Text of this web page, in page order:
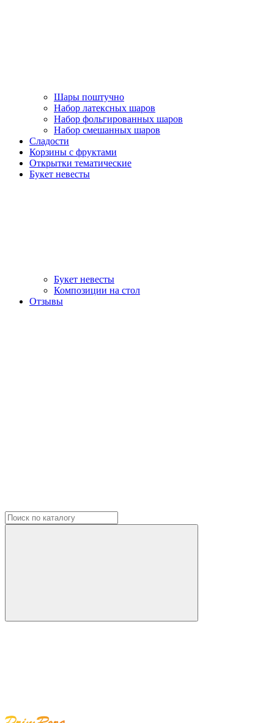
Шары поштучно
Набор латексных шаров
Набор фольгированных шаров
Набор смешанных шаров
Сладости
Корзины с фруктами
Открытки тематические
Букет невесты
Букет невесты
Композиции на стол
Отзывы